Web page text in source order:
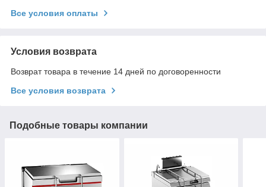
Все условия оплаты
Условия возврата
Возврат товара в течение 14 дней по договоренности
Все условия возврата
Подобные товары компании